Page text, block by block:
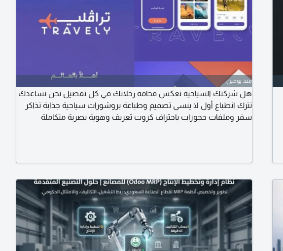
منذ يومين
هل شركتك السياحية تعكس فخامة رحلاتك في كل تفصيل نحن نساعدك
تترك انطباع أول لا ينسى تصميم وطباعة بروشورات سياحية جذابة تذاكر
سفر وملفات حجوزات باحتراف كروت تعريف وهوية بصرية متكاملة